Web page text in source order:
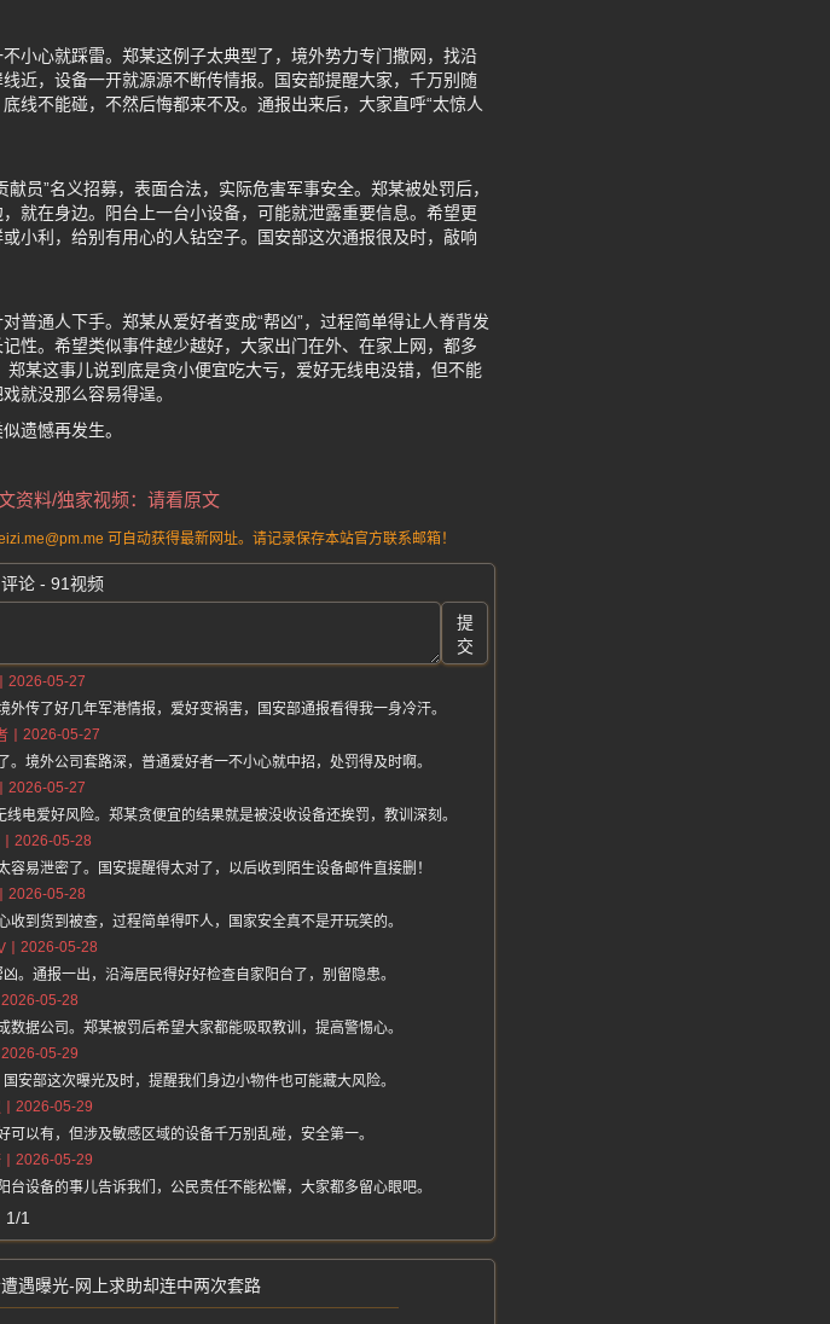
小心就踩雷。郑某这例子太典型了，境外势力专门撒网，找沿
近，设备一开就源源不断传情报。国安部提醒大家，千万别随
线不能碰，不然后悔都来不及。通报出来后，大家直呼“太惊人
员”名义招募，表面合法，实际危害军事安全。郑某被处罚后，
就在身边。阳台上一台小设备，可能就泄露重要信息。希望更
小利，给别有用心的人钻空子。国安部这次通报很及时，敲响
普通人下手。郑某从爱好者变成“帮凶”，过程简单得让人脊背发
性。希望类似事件越少越好，大家出门在外、在家上网，都多
某这事儿说到底是贪小便宜吃大亏，爱好无线电没错，但不能
就没那么容易得逞。
遗憾再发生。
资料/独家视频：请看原文
可自动获得最新网址。请记录保存本站官方联系邮箱！
论 - 91视频
提
交
2026-05-27
传了好几年军港情报，爱好变祸害，国安部通报看得我一身冷汗。
2026-05-27
境外公司套路深，普通爱好者一不小心就中招，处罚得及时啊。
2026-05-27
电爱好风险。郑某贪便宜的结果就是被没收设备还挨罚，教训深刻。
2026-05-28
易泄密了。国安提醒得太对了，以后收到陌生设备邮件直接删！
2026-05-28
到货到被查，过程简单得吓人，国家安全真不是开玩笑的。
2026-05-28
。通报一出，沿海居民得好好检查自家阳台了，别留隐患。
2026-05-28
据公司。郑某被罚后希望大家都能吸取教训，提高警惕心。
2026-05-29
安部这次曝光及时，提醒我们身边小物件也可能藏大风险。
2026-05-29
以有，但涉及敏感区域的设备千万别乱碰，安全第一。
2026-05-29
设备的事儿告诉我们，公民责任不能松懈，大家都多留心眼吧。
1/1
遇曝光-网上求助却连中两次套路